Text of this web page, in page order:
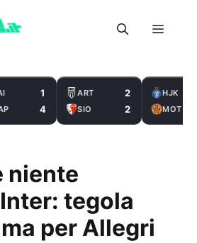
Menu
1
4
ART 2
SIO 2
HJK
MOT
niente
tegola
per Allegri